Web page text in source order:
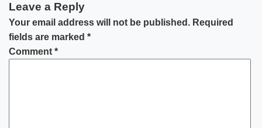
Leave a Reply
Your email address will not be published. Required
fields are marked *
Comment *